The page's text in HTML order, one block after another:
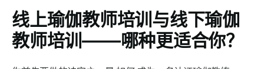
线上瑜伽教师培训与线下瑜伽
教师培训——哪种更适合你？